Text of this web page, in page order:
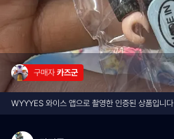
구매자 카즈군
WYYYES 와이스 앱으로 촬영한 인증된 상품입니다